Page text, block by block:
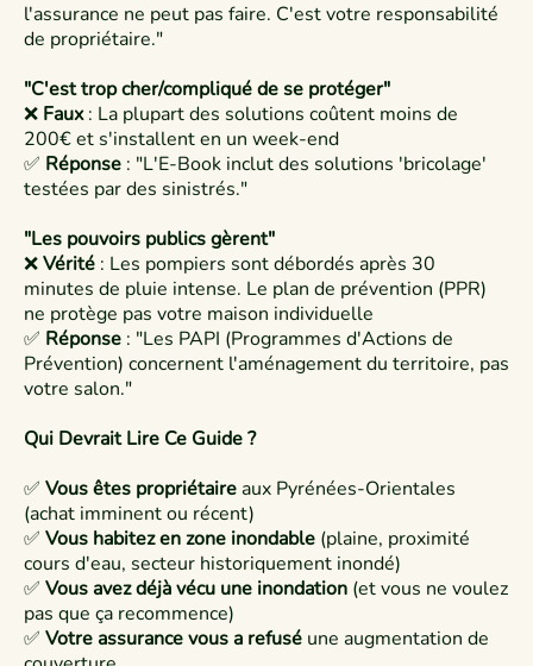
l'assurance ne peut pas faire. C'est votre responsabilité
de propriétaire."
"C'est trop cher/compliqué de se protéger"
❌ Faux: La plupart des solutions coûtent moins de
200€ et s'installent en un week-end
✅ Réponse : "L'E-Book inclut des solutions 'bricolage'
testées par des sinistrés."​
"Les pouvoirs publics gèrent"
❌Vérité : Les pompiers sont débordés après 30
minutes de pluie intense. Le plan de prévention (PPR)
ne protège pas votre maison individuelle​
✅ Réponse : "Les PAPI (Programmes d'Actions de
Prévention) concernent l'aménagement du territoire, pas
votre salon."
Qui Devrait Lire Ce Guide ?
✅ Vous êtes propriétaireaux Pyrénées-Orientales
(achat imminent ou récent)
✅ Vous habitez en zone inondable (plaine, proximité
cours d'eau, secteur historiquement inondé)
✅ Vous avez déjà vécu une inondation (et vous ne voulez
pas que ça recommence)
✅ Votre assurance vous a refusé une augmentation de